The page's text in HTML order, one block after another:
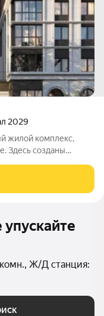
2029
Здесь созданы
и контроль
Ж/Д станция: